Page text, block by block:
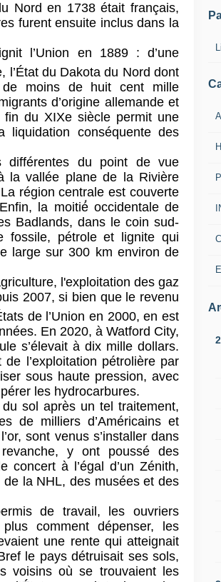
Nord en 1738 était français,
furent ensuite inclus dans la
l’Union en 1889 : d’une
l’État du Dakota du Nord dont
de moins de huit cent mille
d’origine allemande et
du XIXe siècle permit une
liquidation conséquente des
différentes du point de vue
la vallée plane de la Rivière
région centrale est couverte
la moitié́ occidentale de
Badlands, dans le coin sud-
fossile, pétrole et lignite qui
large sur 300 km environ de
l'exploitation des gaz
2007, si bien que le revenu
de l’Union en 2000, en est
En 2020, à Watford City,
s’élevait à dix mille dollars.
l’exploitation pétrolière par
sous haute pression, avec
les hydrocarbures.
sol après un tel traitement,
de milliers d’Américains et
sont venus s’installer dans
y ont poussé des
concert à l’égal d’un Zénith,
la NHL, des musées et des
de travail, les ouvriers
comment dépenser, les
une rente qui atteignait
le pays détruisait ses sols,
voisins où se trouvaient les